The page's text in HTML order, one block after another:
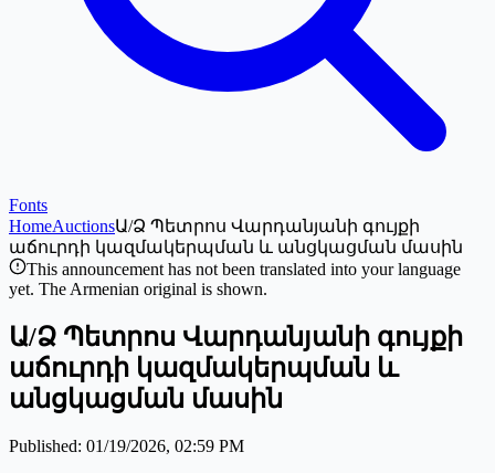
Fonts
HomeAuctionsԱ/Ձ Պետրոս Վարդանյանի գույքի
աճուրդի կազմակերպման և անցկացման մասին
This announcement has not been translated into your language
yet. The Armenian original is shown.
Ա/Ձ Պետրոս Վարդանյանի գույքի
աճուրդի կազմակերպման և
անցկացման մասին
Published: 01/19/2026, 02:59 PM